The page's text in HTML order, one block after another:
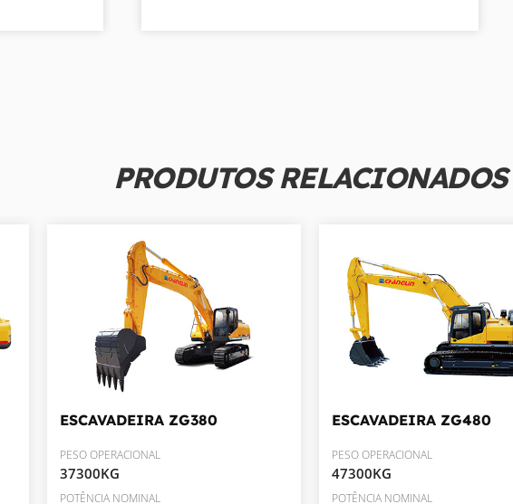
PRODUTOS RELACIONADOS
ESCAVADEIRA ZG380
PESO OPERACIONAL
37300KG
POTÊNCIA NOMINAL
ESCAVADEIRA ZG480
PESO OPERACIONAL
47300KG
POTÊNCIA NOMINAL